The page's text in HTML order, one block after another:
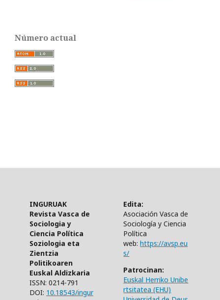
Número actual
INGURUAK
Revista Vasca de
Sociologia y
Ciencia Política
Soziologia eta
Zientzia
Politikoaren
Euskal Aldizkaria
ISSN: 0214-791
DOI: 10.18543/ingur
Edita:
Asociación Vasca de
Sociología y Ciencia
Política
web:https://avsp.eu
s/
Patrocinan:
Euskal Herriko Unibe
rtsitatea (EHU)